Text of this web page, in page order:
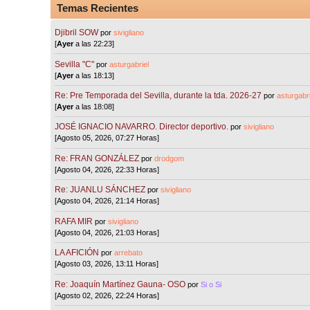
Temas Recientes
Djibril SOW porsivigliano
[Ayera las 22:23]
Sevilla "C"porasturgabriel
[Ayera las 18:13]
Re: Pre Temporada del Sevilla, durante la tda. 2026-27 por
[Ayera las 18:08]
JOSÉ IGNACIO NAVARRO. Director deportivo. porsivigliano
[Agosto 05, 2026, 07:27 Horas]
Re: FRAN GONZÁLEZ pordrodgom
[Agosto 04, 2026, 22:33 Horas]
Re: JUANLU SÁNCHEZ porsivigliano
[Agosto 04, 2026, 21:14 Horas]
RAFA MIR porsivigliano
[Agosto 04, 2026, 21:03 Horas]
LA AFICIÓN porarrebato
[Agosto 03, 2026, 13:11 Horas]
Re: Joaquín Martínez Gauna- OSO porSi o Si
[Agosto 02, 2026, 22:24 Horas]